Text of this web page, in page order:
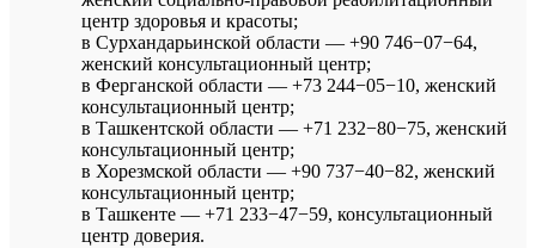
центр здоровья и красоты;
в Сурхандарьинской области — +90 746−07−64,
женский консультационный центр;
в Ферганской области — +73 244−05−10, женский
консультационный центр;
в Ташкентской области — +71 232−80−75, женский
консультационный центр;
в Хорезмской области — +90 737−40−82, женский
консультационный центр;
в Ташкенте — +71 233−47−59, консультационный
центр доверия.